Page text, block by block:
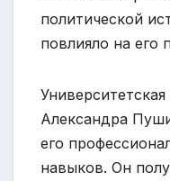
политической
повлияло на его
Александра
его
навыков. Он